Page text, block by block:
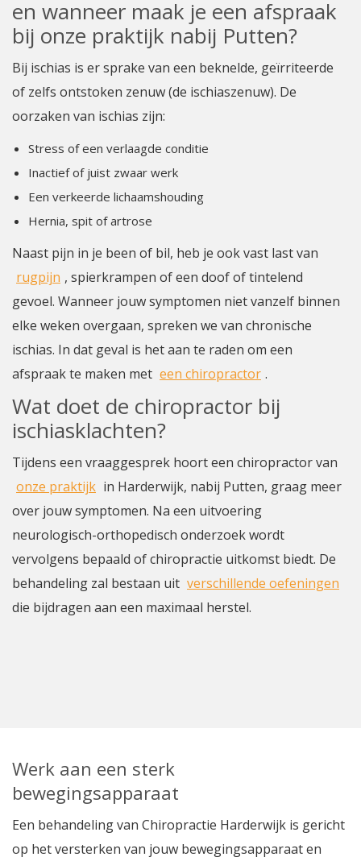
en wanneer maak je een afspraak
bij onze praktijk nabij Putten?
Bij ischias is er sprake van een beknelde, geïrriteerde
of zelfs ontstoken zenuw (de ischiaszenuw). De
oorzaken van ischias zijn:
Stress of een verlaagde conditie
Inactief of juist zwaar werk
Een verkeerde lichaamshouding
Hernia, spit of artrose
Naast pijn in je been of bil, heb je ook vast last van
rugpijn , spierkrampen of een doof of tintelend
gevoel. Wanneer jouw symptomen niet vanzelf binnen
elke weken overgaan, spreken we van chronische
ischias. In dat geval is het aan te raden om een
afspraak te maken met een chiropractor .
Wat doet de chiropractor bij
ischiasklachten?
Tijdens een vraaggesprek hoort een chiropractor van
onze praktijk in Harderwijk, nabij Putten, graag meer
over jouw symptomen. Na een uitvoering
neurologisch-orthopedisch onderzoek wordt
vervolgens bepaald of chiropractie uitkomst biedt. De
behandeling zal bestaan uit verschillende oefeningen
die bijdragen aan een maximaal herstel.
Werk aan een sterk
bewegingsapparaat
Een behandeling van Chiropractie Harderwijk is gericht
op het versterken van jouw bewegingsapparaat en